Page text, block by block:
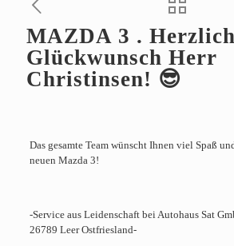
MAZDA 3 .
Glückwunsch Herr
Christinsen! 😎
Das gesamte Team wünscht Ihnen viel Spaß
neuen Mazda 3!
-Service aus Leidenschaft bei Autohaus Sat
26789 Leer Ostfriesland-